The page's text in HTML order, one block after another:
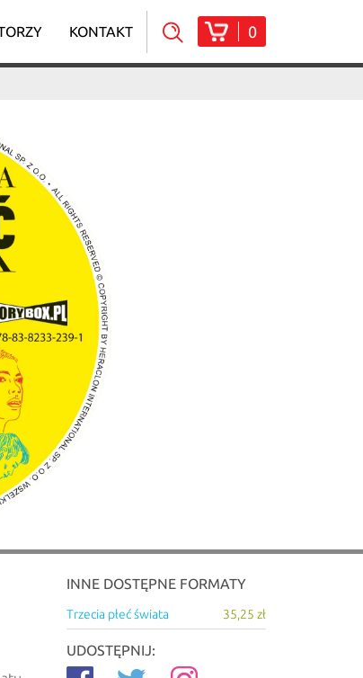
KONTAKT 0
INNE DOSTĘPNE FORMATY
35,25 zł
Trzecia płeć świata
UDOSTĘPNIJ: